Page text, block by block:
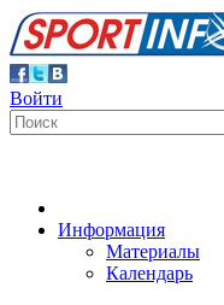
Войти
Информация
Материалы
Календарь